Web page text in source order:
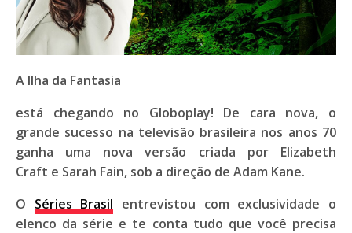
A Ilha da Fantasia
está chegando no Globoplay! De cara nova, o
grande sucesso na televisão brasileira nos anos 70
ganha uma nova versão criada por Elizabeth
Craft e Sarah Fain, sob a direção deAdam Kane.
O Séries Brasil entrevistou com exclusividade o
elenco da série e te conta tudo que você precisa